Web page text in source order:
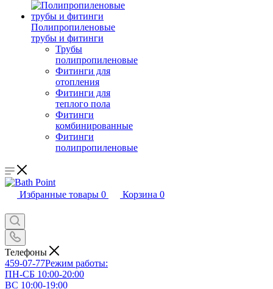
Полипропиленовые
трубы и фитинги
Трубы
полипропиленовые
Фитинги для
отопления
Фитинги для
теплого пола
Фитинги
комбинированные
Фитинги
полипропиленовые
Избранные товары 0 Корзина 0
Телефоны
459-07-77Режим работы:
ПН-СБ 10:00-20:00
ВС 10:00-19:00